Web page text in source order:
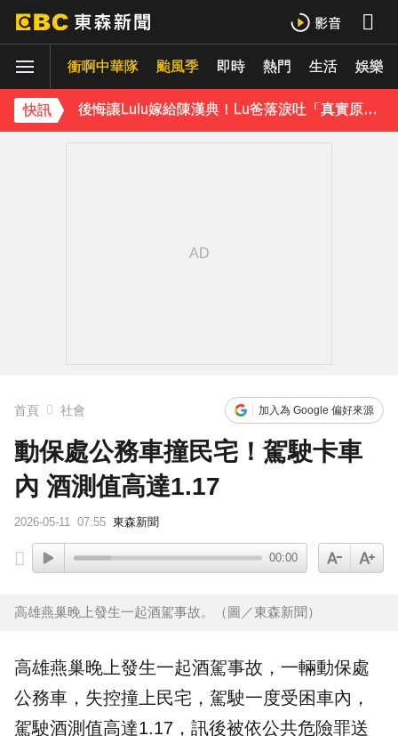
衝啊中華隊 颱風季 即時 熱門 生活 娛樂
快訊
《理財達人秀》X 安聯投信免費講座報名中！搶先卡位 2027
曾號召反女權集會！36歲網紅陳屍住處 死因待查
首頁 社會 加入為 Google 偏好來源
動保處公務車撞民宅！駕駛卡車
內 酒測值高達1.17
2026-05-11 07:55 東森新聞
00:00
高雄燕巢晚上發生一起酒駕事故。（圖／東森新聞）
高雄燕巢晚上發生一起酒駕事故，一輛動保處
公務車 ，失控撞上 民宅 ，駕駛一度受困車內，
駕駛酒測值高達1.17，訊後被依公共危險罪送